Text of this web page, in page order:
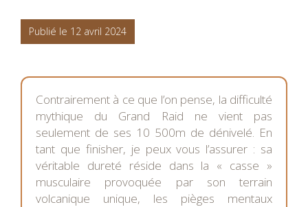
Publié le 12 avril 2024
Contrairement à ce que l’on pense, la difficulté
mythique du Grand Raid ne vient pas
seulement de ses 10 500m de dénivelé. En
tant que finisher, je peux vous l’assurer : sa
véritable dureté réside dans la « casse »
musculaire provoquée par son terrain
volcanique unique, les pièges mentaux